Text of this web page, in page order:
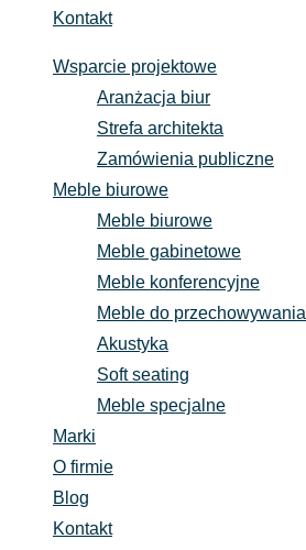
Kontakt
Wsparcie projektowe
Aranżacja biur
Strefa architekta
Zamówienia publiczne
Meble biurowe
Meble biurowe
Meble gabinetowe
Meble konferencyjne
Meble do przechowywania
Akustyka
Soft seating
Meble specjalne
Marki
O firmie
Blog
Kontakt